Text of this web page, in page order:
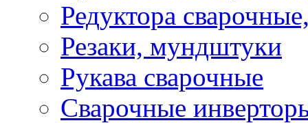
Редуктора
Резаки, мундштуки
Рукава сварочные
Сварочные